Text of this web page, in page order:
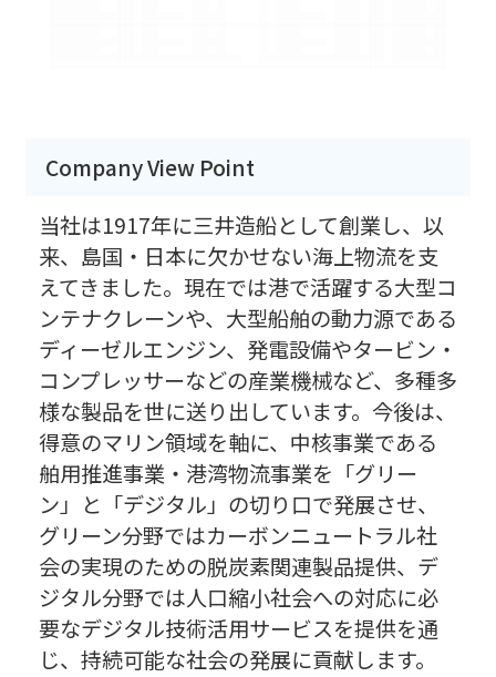
Company View Point
当社は1917年に三井造船として創業し、以
来、島国・日本に欠かせない海上物流を支
えてきました。現在では港で活躍する大型コ
ンテナクレーンや、大型船舶の動力源である
ディーゼルエンジン、発電設備やタービン・
コンプレッサーなどの産業機械など、多種多
様な製品を世に送り出しています。今後は、
得意のマリン領域を軸に、中核事業である
舶用推進事業・港湾物流事業を「グリー
ン」と「デジタル」の切り口で発展させ、
グリーン分野ではカーボンニュートラル社
会の実現のための脱炭素関連製品提供、デ
ジタル分野では人口縮小社会への対応に必
要なデジタル技術活用サービスを提供を通
じ、持続可能な社会の発展に貢献します。